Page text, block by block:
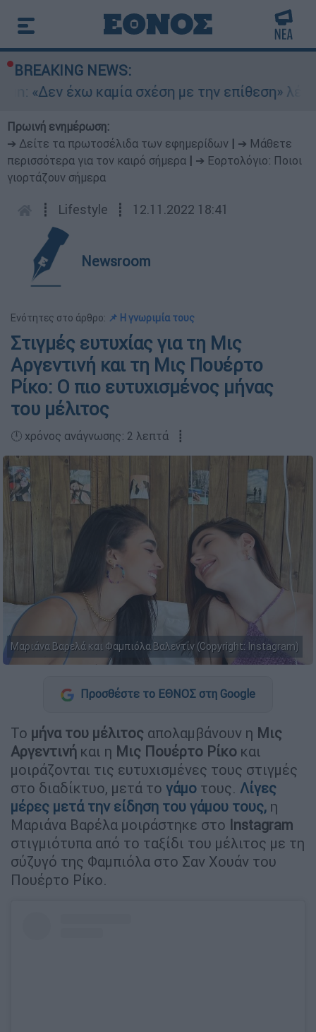
BREAKING NEWS:
έχω καμία σχέση με την επίθεση» λέει η
Πρωινή ενημέρωση:
➔ Δείτε τα πρωτοσέλιδα των εφημερίδων
➔ Μάθετε
περισσότερα για τον καιρό σήμερα
➔ Εορτολόγιο: Ποιοι
γιορτάζουν σήμερα
┋ Lifestyle ┋ 12.11.2022 18:41
Newsroom
Ενότητες στο άρθρο: 📌 H γνωριμία τους
Στιγμές ευτυχίας για τη Μις
Αργεντινή και τη Μις Πουέρτο
Ρίκο: Ο πιο ευτυχισμένος μήνας
του μέλιτος
🕛 χρόνος ανάγνωσης: 2 λεπτά ┋
Μαριάνα Βαρελά και Φαμπιόλα Βαλεντίν (Copyright: Instagram)
Προσθέστε το ΕΘΝΟΣ στη Google
Το μήνα του μέλιτος απολαμβάνουν η Μις
Αργεντινή και η Μις Πουέρτο Ρίκο και
μοιράζονται τις ευτυχισμένες τους στιγμές
στο διαδίκτυο, μετά το γάμο τους. Λίγες
μέρες μετά την είδηση του γάμου τους, η
Μαριάνα Βαρέλα μοιράστηκε στο Instagram
στιγμιότυπα από το ταξίδι του μέλιτος με τη
σύζυγό της Φαμπιόλα στο Σαν Χουάν του
Πουέρτο Ρίκο.